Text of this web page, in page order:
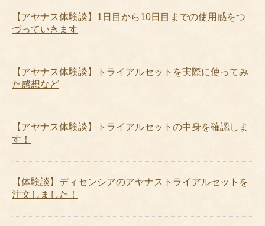
【アヤナス体験談】1日目から10日目までの使用感をつ
づっていきます
【アヤナス体験談】トライアルセットを実際に使ってみ
た感想など
【アヤナス体験談】トライアルセットの中身を確認しま
す！
【体験談】ディセンシアのアヤナストライアルセットを
注文しました！